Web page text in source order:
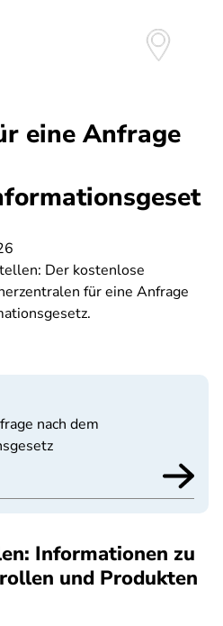
eine Anfrage
Der kostenlose
für eine Anfrage
nach dem
Informationen zu
und Produkten